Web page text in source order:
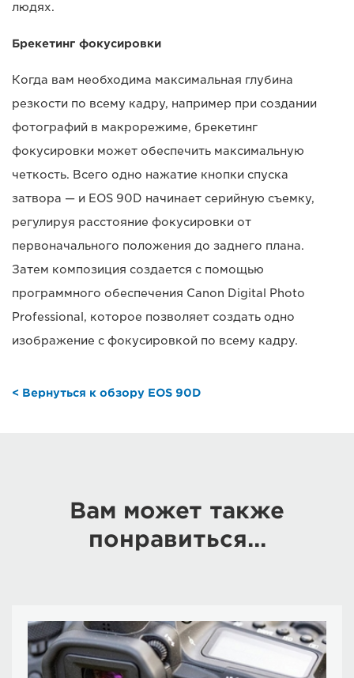
людях.
Брекетинг фокусировки
Когда вам необходима максимальная глубина
резкости по всему кадру, например при создании
фотографий в макрорежиме, брекетинг
фокусировки может обеспечить максимальную
четкость. Всего одно нажатие кнопки спуска
затвора — и EOS 90D начинает серийную съемку,
регулируя расстояние фокусировки от
первоначального положения до заднего плана.
Затем композиция создается с помощью
программного обеспечения Canon Digital Photo
Professional, которое позволяет создать одно
изображение с фокусировкой по всему кадру.
< Вернуться к обзору EOS 90D
Вам может также
понравиться...